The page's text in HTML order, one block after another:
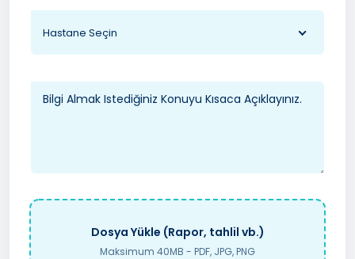
Hastane Seçin
Dosya Yükle (Rapor, tahlil vb.)
Maksimum 40MB - PDF, JPG, PNG